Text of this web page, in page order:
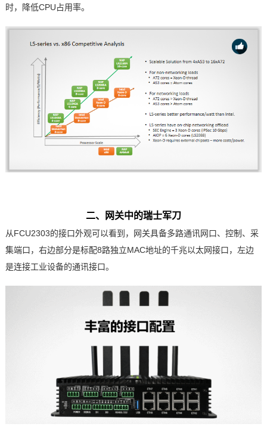
时，降低CPU占用率。
二、网关中的瑞士军刀
从FCU2303的接口外观可以看到，网关具备多路通讯网口、控制、采
集端口，右边部分是标配8路独立MAC地址的千兆以太网接口，左边
是连接工业设备的通讯接口。